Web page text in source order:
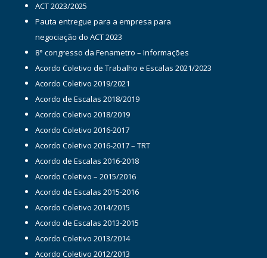
ACT 2023/2025
Pauta entregue para a empresa para
negociação do ACT 2023
8° congresso da Fenametro – Informações
Acordo Coletivo de Trabalho e Escalas 2021/2023
Acordo Coletivo 2019/2021
Acordo de Escalas 2018/2019
Acordo Coletivo 2018/2019
Acordo Coletivo 2016-2017
Acordo Coletivo 2016-2017 – TRT
Acordo de Escalas 2016-2018
Acordo Coletivo – 2015/2016
Acordo de Escalas 2015-2016
Acordo Coletivo 2014/2015
Acordo de Escalas 2013-2015
Acordo Coletivo 2013/2014
Acordo Coletivo 2012/2013